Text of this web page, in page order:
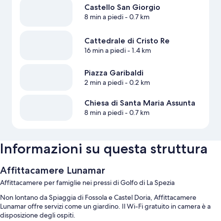
Castello San Giorgio
8 min a piedi- 0.7 km
Cattedrale di Cristo Re
16 min a piedi- 1.4 km
Piazza Garibaldi
2 min a piedi- 0.2 km
Chiesa di Santa Maria Assunta
8 min a piedi- 0.7 km
Informazioni su questa struttura
Affittacamere Lunamar
Affittacamere per famiglie nei pressi di Golfo di La Spezia
Non lontano da Spiaggia di Fossola e Castel Doria, Affittacamere
Lunamar offre servizi come un giardino. Il Wi-Fi gratuito in camera è a
disposizione degli ospiti.